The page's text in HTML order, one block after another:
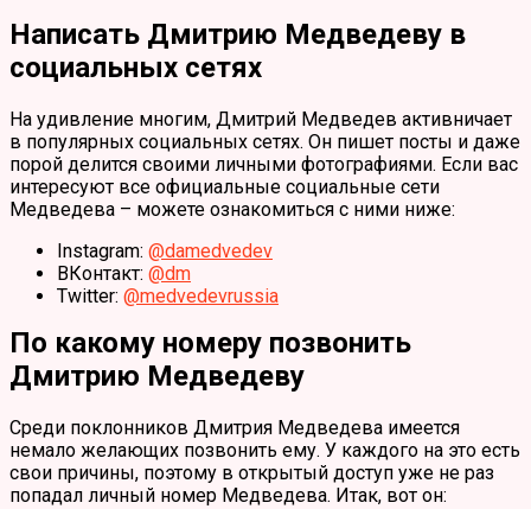
Написать Дмитрию Медведеву в
социальных сетях
На удивление многим, Дмитрий Медведев активничает
в популярных социальных сетях. Он пишет посты и даже
порой делится своими личными фотографиями. Если вас
интересуют все официальные социальные сети
Медведева – можете ознакомиться с ними ниже:
Instagram: @damedvedev
ВКонтакт: @dm
Twitter: @medvedevrussia
По какому номеру позвонить
Дмитрию Медведеву
Среди поклонников Дмитрия Медведева имеется
немало желающих позвонить ему. У каждого на это есть
свои причины, поэтому в открытый доступ уже не раз
попадал личный номер Медведева. Итак, вот он: